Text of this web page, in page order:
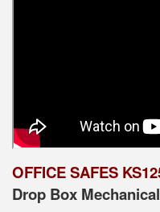
OFFICE SAFES
Drop Box